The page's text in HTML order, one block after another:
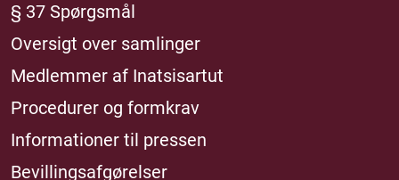
§ 37 Spørgsmål
Oversigt over samlinger
Medlemmer af Inatsisartut
Procedurer og formkrav
Informationer til pressen
Bevillingsafgørelser